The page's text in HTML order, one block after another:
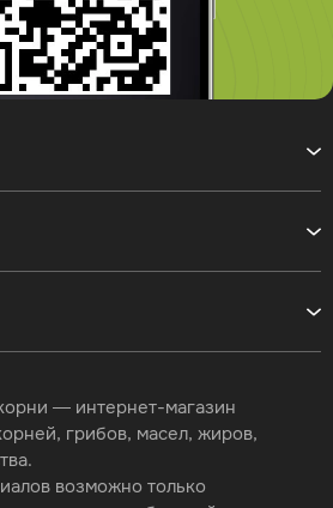
— интернет-магазин
грибов, масел, жиров,
возможно только